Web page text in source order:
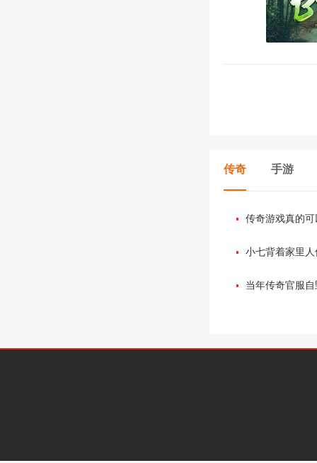
传奇 手游
传奇游戏真的
小七背着家里
当年传奇官服